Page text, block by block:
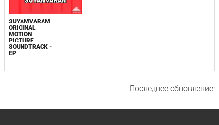
SUYAMVARAM
ORIGINAL
MOTION
PICTURE
SOUNDTRACK -
EP
Последнее обновление: